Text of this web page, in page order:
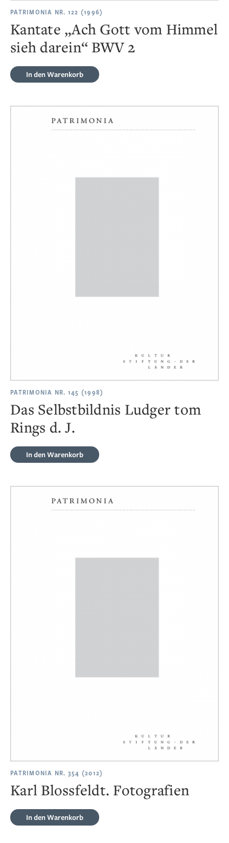
PATRIMONIA NR. 122 (1996)
Kantate „Ach Gott vom Himmel
sieh darein“ BWV 2
In den Warenkorb
PATRIMONIA NR. 145 (1998)
Das Selbstbildnis Ludger tom
Rings d. J.
In den Warenkorb
PATRIMONIA NR. 354 (2012)
Karl Blossfeldt. Fotografien
In den Warenkorb